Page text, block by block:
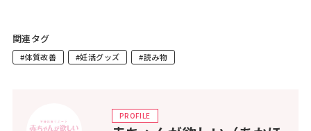
関連タグ
#体質改善 #妊活グッズ #読み物
PROFILE